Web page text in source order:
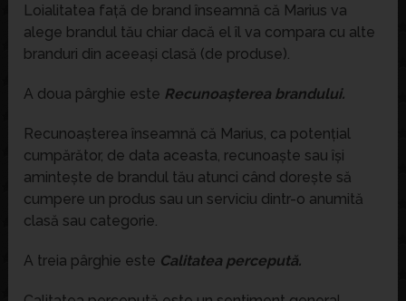
Loialitatea față de brand înseamnă că Marius va
alege brandul tău chiar dacă el îl va compara cu alte
branduri din aceeași clasă (de produse).
A doua pârghie este Recunoașterea brandului.
Recunoașterea înseamnă că Marius, ca potențial
cumpărător, de data aceasta, recunoaște sau își
amintește de brandul tău atunci când dorește să
cumpere un produs sau un serviciu dintr-o anumită
clasă sau categorie.
A treia pârghie este Calitatea percepută.